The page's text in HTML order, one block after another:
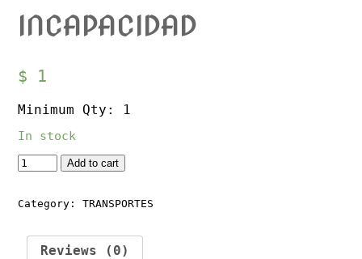
INCAPACIDAD
$ 1
Minimum Qty: 1
In stock
QuantityAdd to cart
Category: TRANSPORTES
Reviews (0)